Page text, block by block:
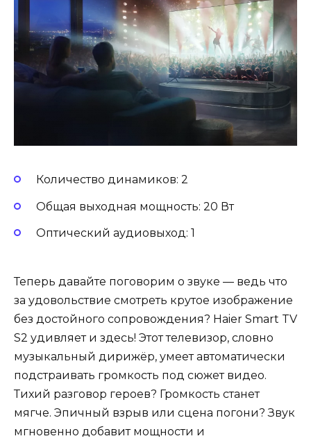
Количество динамиков: 2
Общая выходная мощность: 20 Вт
Оптический аудиовыход: 1
Теперь давайте поговорим о звуке — ведь что
за удовольствие смотреть крутое изображение
без достойного сопровождения? Haier Smart TV
S2 удивляет и здесь! Этот телевизор, словно
музыкальный дирижёр, умеет автоматически
подстраивать громкость под сюжет видео.
Тихий разговор героев? Громкость станет
мягче. Эпичный взрыв или сцена погони? Звук
мгновенно добавит мощности и